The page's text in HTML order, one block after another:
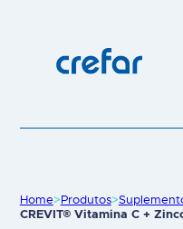
Home>Produtos>
CREVIT® Vitamina C +